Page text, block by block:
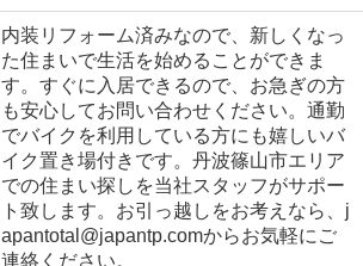
内装リフォーム済みなので、新しくなっ
た住まいで生活を始めることができま
す。すぐに入居できるので、お急ぎの方
も安心してお問い合わせください。通勤
でバイクを利用している方にも嬉しいバ
イク置き場付きです。丹波篠山市エリア
での住まい探しを当社スタッフがサポー
ト致します。お引っ越しをお考えなら、j
apantotal@japantp.comからお気軽にご
連絡ください。